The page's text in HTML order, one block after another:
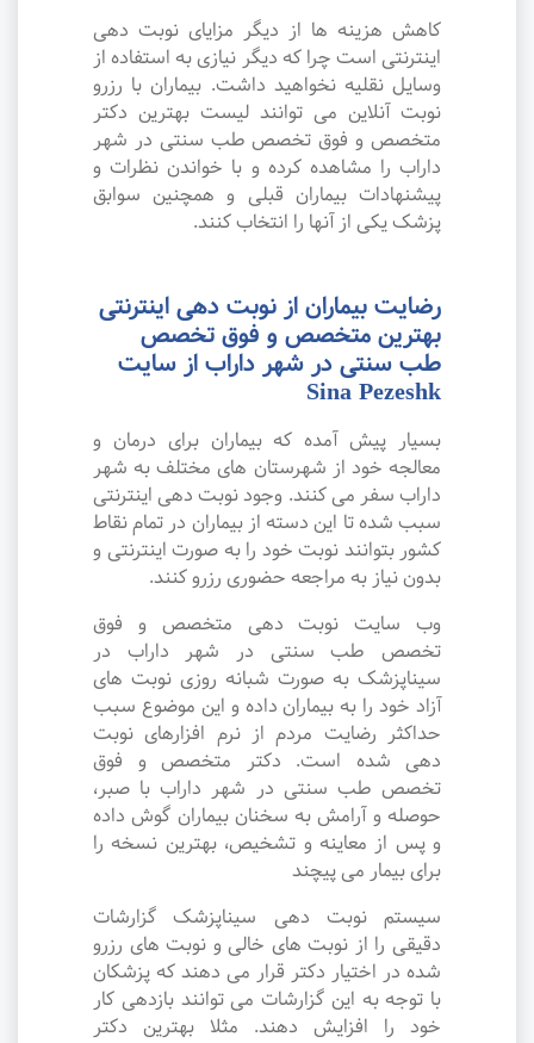
کاهش هزینه ها از دیگر مزایای نوبت دهی
اینترنتی است چرا که دیگر نیازی به استفاده از
وسایل نقلیه نخواهید داشت. بیماران با رزرو
نوبت آنلاین می توانند لیست بهترین دکتر
متخصص و فوق تخصص طب سنتی در شهر
داراب را مشاهده کرده و با خواندن نظرات و
پیشنهادات بیماران قبلی و همچنین سوابق
پزشک یکی از آنها را انتخاب کنند.
رضایت بیماران از نوبت دهی اینترنتی
بهترین متخصص و فوق تخصص
طب سنتی در شهر داراب از سایت
Sina Pezeshk
بسیار پیش آمده که بیماران برای درمان و
معالجه خود از شهرستان های مختلف به شهر
داراب سفر می کنند. وجود نوبت دهی اینترنتی
سبب شده تا این دسته از بیماران در تمام نقاط
کشور بتوانند نوبت خود را به صورت اینترنتی و
بدون نیاز به مراجعه حضوری رزرو کنند.
وب سایت نوبت دهی متخصص و فوق
تخصص طب سنتی در شهر داراب در
سیناپزشک به صورت شبانه روزی نوبت های
آزاد خود را به بیماران داده و این موضوع سبب
حداکثر رضایت مردم از نرم افزارهای نوبت
دهی شده است. دکتر متخصص و فوق
تخصص طب سنتی در شهر داراب با صبر،
حوصله و آرامش به سخنان بیماران گوش داده
و پس از معاینه و تشخیص، بهترین نسخه را
برای بیمار می پیچند
سیستم نوبت دهی سیناپزشک گزارشات
دقیقی را از نوبت های خالی و نوبت های رزرو
شده در اختیار دکتر قرار می دهند که پزشکان
با توجه به این گزارشات می توانند بازدهی کار
خود را افزایش دهند. مثلا بهترین دکتر